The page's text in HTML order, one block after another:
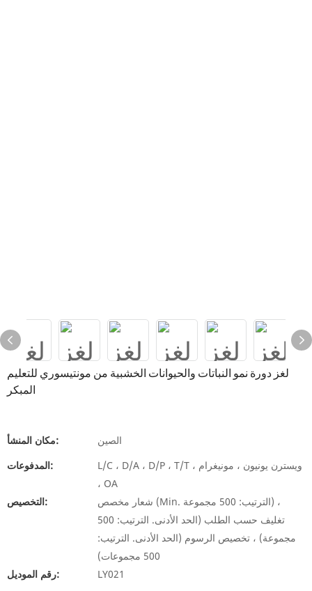
لغز دورة نمو النباتات والحيوانات الخشبية من مونتيسوري للتعليم
المبكر
مكان المنشأ:
الصين
المدفوعات:
L/C ، D/A ، D/P ، T/T ، ويسترن يونيون ، مونيغرام
، OA
التخصيص:
شعار مخصص (Min. الترتيب: 500 مجموعة) ،
تغليف حسب الطلب (الحد الأدنى. الترتيب: 500
مجموعة) ، تخصيص الرسوم (الحد الأدنى. الترتيب:
500 مجموعات)
رقم الموديل:
LY021